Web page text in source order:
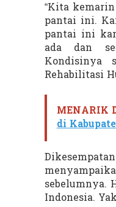
“Kita
pantai ini.
pantai ini
ada dan
Kondisinya
Rehabilitasi
MENARIK
di
sebelumnya.
Indonesia.
Mendadak
Dibakar